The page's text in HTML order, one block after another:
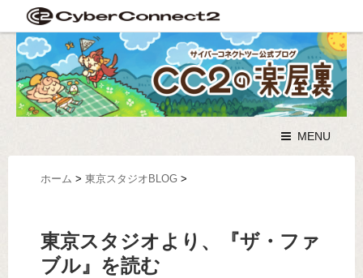
MENU
ホーム > 東京スタジオBLOG >
東京スタジオより、『ザ・ファ
ブル』を読む